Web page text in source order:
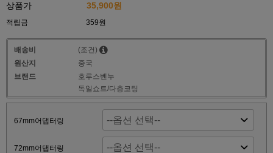
상품가
35,900원
적립금 359원
배송비
(조건)
원산지
중국
브랜드
호루스벤누
독일쇼트/다층코팅
67mm어댑터링
72mm어댑터링